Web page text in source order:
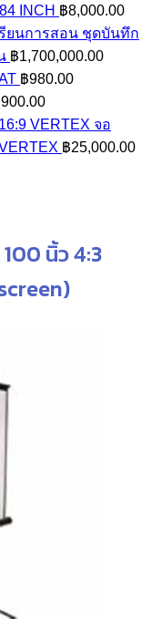
INCH ฿8,000.00
ชุดบันทึก
฿1,700,000.00
฿980.00
จอ
฿25,000.00
นิ้ว 4:3